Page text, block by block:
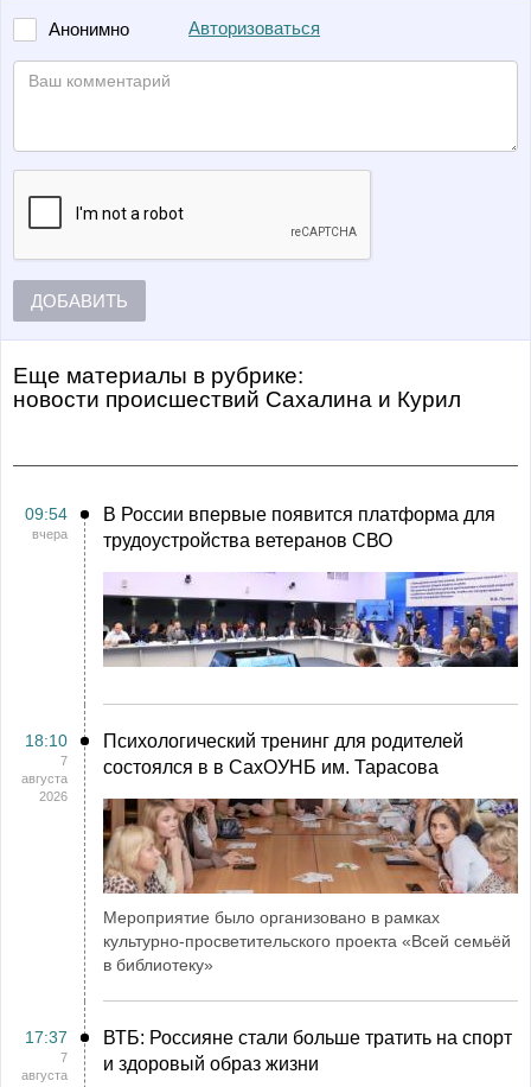
Анонимно Авторизоваться
ДОБАВИТЬ
Еще материалы в рубрике:
Новости происшествий Сахалина и Курил
09:54
вчера
В России впервые появится платформа для
трудоустройства ветеранов СВО
18:10
7
августа
2026
Психологический тренинг для родителей
состоялся в в СахОУНБ им. Тарасова
Мероприятие было организовано в рамках
культурно-просветительского проекта «Всей семьёй
в библиотеку»
17:37
7
августа
ВТБ: Россияне стали больше тратить на спорт
и здоровый образ жизни